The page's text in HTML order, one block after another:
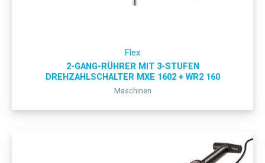
Flex
2-GANG-RÜHRER MIT 3-STUFEN
DREHZAHLSCHALTER MXE 1602 + WR2 160
Maschinen